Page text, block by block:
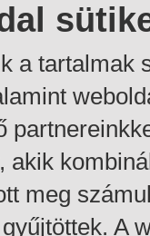
a tartalmak
akik
meg
A